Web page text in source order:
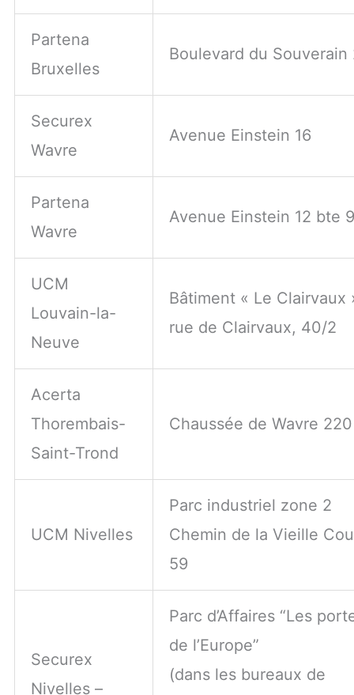
Partena
Bruxelles
Boulevard du Souverain
Securex
Wavre
Avenue Einstein 16
Partena
Wavre
Avenue Einstein 12 bte 9
UCM
Louvain-la-
Neuve
Bâtiment « Le Clairvaux
rue de Clairvaux, 40/2
Acerta
Thorembais-
Saint-Trond
Chaussée de Wavre 220
UCM Nivelles
Parc industriel zone 2
Chemin de la Vieille
59
Securex
Nivelles –
Parc d’Affaires “Les
de l’Europe”
(dans les bureaux de